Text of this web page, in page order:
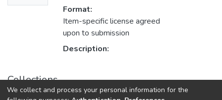
Format:
Item-specific license agreed
upon to submission
Description:
Collections
Tanulmányok - magyar nyelvű (RKI)
We collect and process your personal information for the